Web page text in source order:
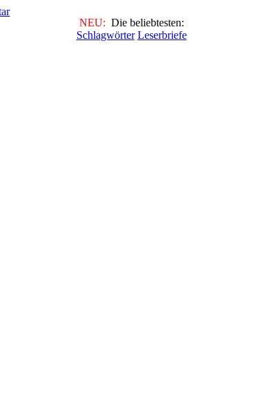
NEU: Die beliebtesten:
Schlagwörter Leserbriefe